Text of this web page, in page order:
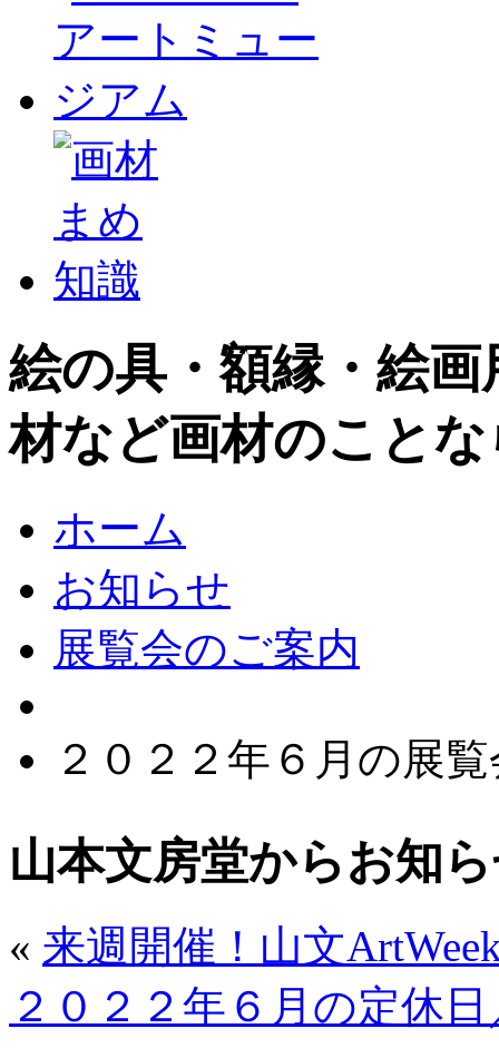
絵の具・額縁・絵
材など画材のこと
ホーム
お知らせ
展覧会のご案内
２０２２年６月の展
山本文房堂からお知
« 来週開催！山文
２０２２年６月の定休